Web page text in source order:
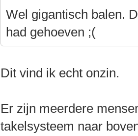
Wel gigantisch balen.
had gehoeven ;(
Dit vind ik echt onzin.
Er zijn meerdere
takelsysteem naar